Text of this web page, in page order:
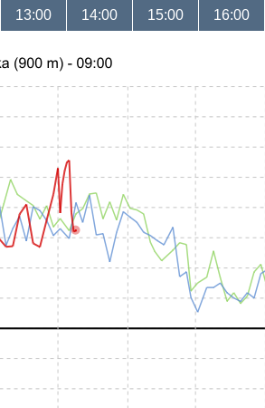
13:00 14:00 15:00 16:00